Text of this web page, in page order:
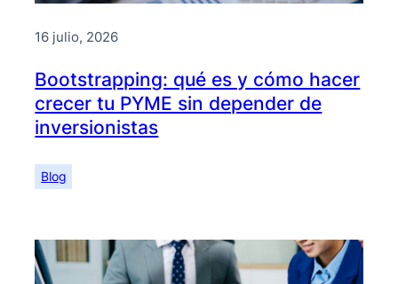
16 julio, 2026
Bootstrapping: qué es y cómo hacer
crecer tu PYME sin depender de
inversionistas
Blog